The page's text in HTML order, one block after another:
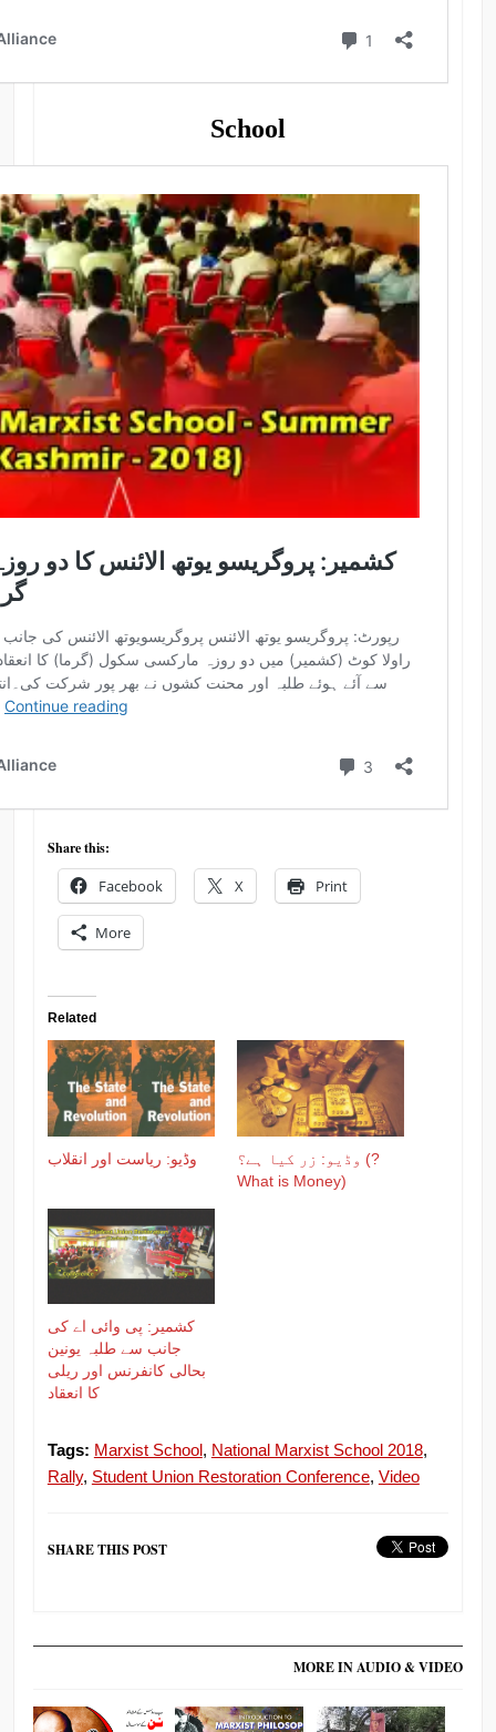
School
Share this:
Facebook X Print
More
Related
وڈیو: ریاست اور انقلاب
وڈیو: زر کیا ہے؟ (?
What is Money)
کشمیر: پی وائی اے کی
جانب سے طلبہ یونین
بحالی کانفرنس اور ریلی
کا انعقاد
Tags: Marxist School, National Marxist School 2018,
Rally, Student Union Restoration Conference, Video
SHARE THIS POST
MORE IN AUDIO & VIDEO